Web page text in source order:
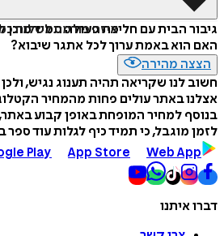
איזה פורמט לשלוח
גיבור הבית עם חליפת פעולה תמיד
האם הוא באמת ערוך לכל אתגר שיבוא?
הצצה מהירה
חשוב לנו שקריאה תהיה תענוג נגיש,
אצלנו באתר עולים פחות מהמחיר
בנוסף למחיר המופחת באופן קבוע
לזמן מוגבל, כי תמיד כיף לגלות עוד ספר
Play
App Store Web App
דברו איתנו